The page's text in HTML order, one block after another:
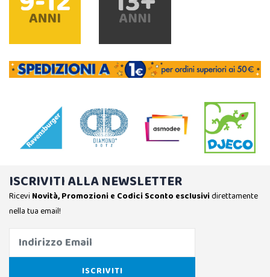
ISCRIVITI ALLA NEWSLETTER
Ricevi Novità, Promozioni e Codici Sconto esclusividirettamente
nella tua email!